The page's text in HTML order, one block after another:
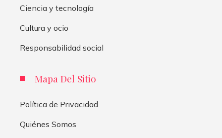
Ciencia y tecnología
Cultura y ocio
Responsabilidad social
Mapa Del Sitio
Política de Privacidad
Quiénes Somos